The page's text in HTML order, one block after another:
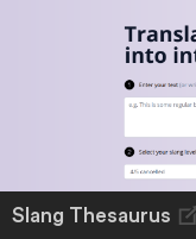
Erkenntnisse -
Slang Thesaurus